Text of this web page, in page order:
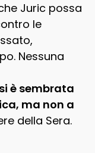
Juric possa
le
Nessuna
è sembrata
ma non a
della Sera.